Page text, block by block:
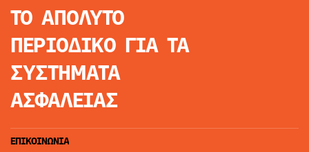
ΤΟ ΑΠΟΛΥΤΟ
ΠΕΡΙΟΔΙΚΟ ΓΙΑ ΤΑ
ΣΥΣΤΗΜΑΤΑ
ΑΣΦΑΛΕΙΑΣ
ΕΠΙΚΟΙΝΩΝΙΑ